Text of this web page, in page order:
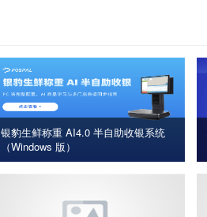
银豹生鲜称重 AI4.0 半自助收银系统
（Windows 版）